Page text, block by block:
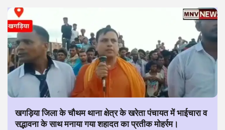
खगड़िया जिला के चौथम थाना क्षेत्र के खरेता पंचायत में भाईचारा व
सद्भावना के साथ मनाया गया शहादत का प्रतीक मोहर्रम।